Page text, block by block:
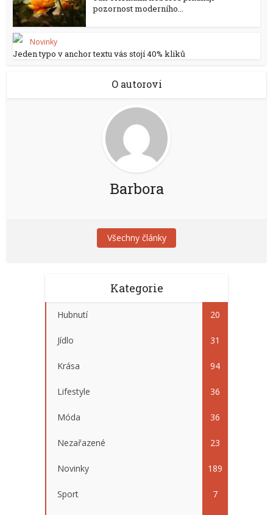
pozornost moderního...
Novinky
Jeden typo v anchor textu vás stojí 40% kliků
O autorovi
Barbora
Všechny články
Kategorie
Hubnutí 20
Jídlo 31
Krása 94
Lifestyle 36
Móda 36
Nezařazené 23
Novinky 189
Sport 7